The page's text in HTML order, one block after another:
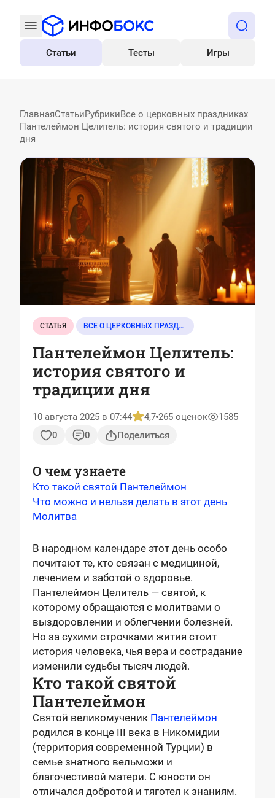
Все
Статьи Тесты Игры
ГлавнаяСтатьиРубрикиВсе о церковных праздниках
Пантелеймон Целитель: история святого и традиции
дня
СТАТЬЯ ВСЕ О ЦЕРКОВНЫХ ПРАЗДНИКАХ
Пантелеймон Целитель:
история святого и
традиции дня
10 августа 2025 в 07:44 4,7 265 оценок
1585
0
0 Поделиться
О чем узнаете
Кто такой святой Пантелеймон
Что можно и нельзя делать в этот день
Молитва
В народном календаре этот день особо
почитают те, кто связан с медициной,
лечением и заботой о здоровье.
Пантелеймон Целитель — святой, к
которому обращаются с молитвами о
выздоровлении и облегчении болезней.
Но за сухими строчками жития стоит
история человека, чья вера и сострадание
изменили судьбы тысяч людей.
Кто такой святой
Пантелеймон
Святой великомученик Пантелеймон
родился в конце III века в Никомидии
(территория современной Турции) в
семье знатного вельможи и
благочестивой матери. С юности он
отличался добротой и тяготел к знаниям.